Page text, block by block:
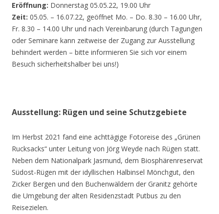
Eröffnung: Donnerstag 05.05.22, 19.00 Uhr
Zeit: 05.05. – 16.07.22, geöffnet Mo. – Do. 8.30 – 16.00 Uhr,
Fr. 8.30 – 14.00 Uhr und nach Vereinbarung (durch Tagungen
oder Seminare kann zeitweise der Zugang zur Ausstellung
behindert werden – bitte informieren Sie sich vor einem
Besuch sicherheitshalber bei uns!)
Ausstellung: Rügen und seine Schutzgebiete
Im Herbst 2021 fand eine achttägige Fotoreise des „Grünen
Rucksacks“ unter Leitung von Jörg Weyde nach Rügen statt.
Neben dem Nationalpark Jasmund, dem Biosphärenreservat
Südost-Rügen mit der idyllischen Halbinsel Mönchgut, den
Zicker Bergen und den Buchenwäldern der Granitz gehörte
die Umgebung der alten Residenzstadt Putbus zu den
Reisezielen.